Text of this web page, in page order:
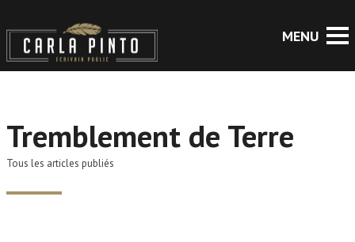
Tremblement de Terre
Tous les articles publiés